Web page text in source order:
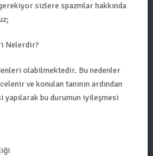
sizlere spazmlar hakkında
Nelerdir?
olabilmektedir. Bu nedenler
ve konulan tanının ardından
yapılarak bu durumun iyileşmesi